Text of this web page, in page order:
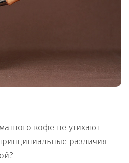
кофе не утихают
различия